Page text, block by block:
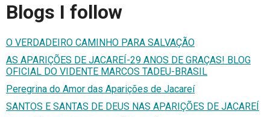
Blogs I follow
O VERDADEIRO CAMINHO PARA SALVAÇÃO
AS APARIÇÕES DE JACAREÍ-29 ANOS DE GRAÇAS! BLOG
OFICIAL DO VIDENTE MARCOS TADEU-BRASIL
Peregrina do Amor das Aparições de Jacareí
SANTOS E SANTAS DE DEUS NAS APARIÇÕES DE JACAREÍ